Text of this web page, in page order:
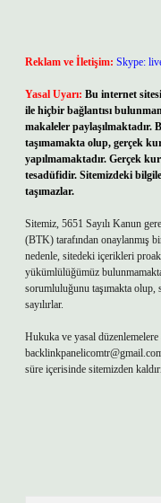
Reklam ve İletişim: Skype:
Yasal Uyarı: Bu internet
ile hiçbir bağlantısı
makaleler paylaşılmaktadır.
taşımamakta olup, gerçek
yapılmamaktadır. Gerçek
tesadüfidir. Sitemizdeki
taşımazlar.
Sitemiz, 5651 Sayılı Kanun
(BTK) tarafından onaylanmış
nedenle, sitedeki içerikleri
yükümlülüğümüz
sorumluluğunu taşımakta
sayılırlar.
Hukuka ve yasal
süre içerisinde sitemizden